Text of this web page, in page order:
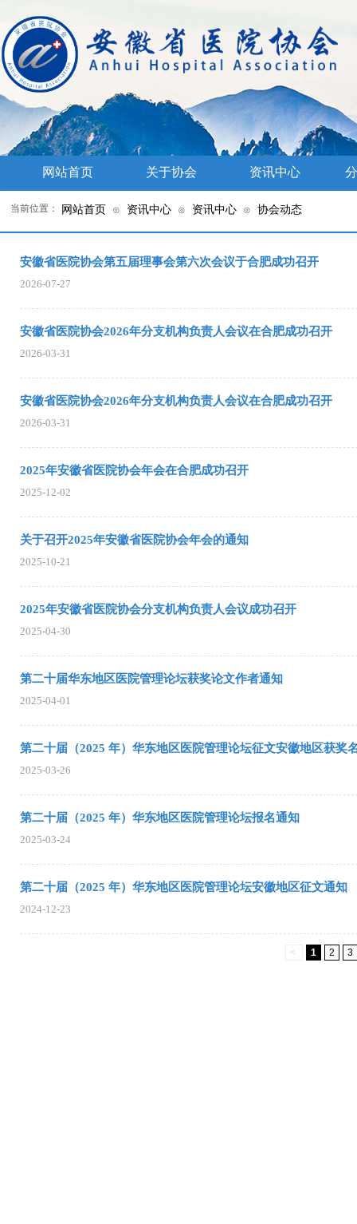
网站首页 关于协会 资讯中心
网站首页 ⊙ 资讯中心 ⊙ 资讯中心 ⊙ 协会动态
当前位置：
安徽省医院协会第五届理事会第六次会议于合肥成功召开
2026-07-27
安徽省医院协会2026年分支机构负责人会议在合肥成功召开
2026-03-31
安徽省医院协会2026年分支机构负责人会议在合肥成功召开
2026-03-31
2025年安徽省医院协会年会在合肥成功召开
2025-12-02
关于召开2025年安徽省医院协会年会的通知
2025-10-21
2025年安徽省医院协会分支机构负责人会议成功召开
2025-04-30
第二十届华东地区医院管理论坛获奖论文作者通知
2025-04-01
第二十届（2025 年）华东地区医院管理论坛征文安徽地区获奖
2025-03-26
第二十届（2025 年）华东地区医院管理论坛报名通知
2025-03-24
第二十届（2025 年）华东地区医院管理论坛安徽地区征文通知
2024-12-23
< 1 2 3